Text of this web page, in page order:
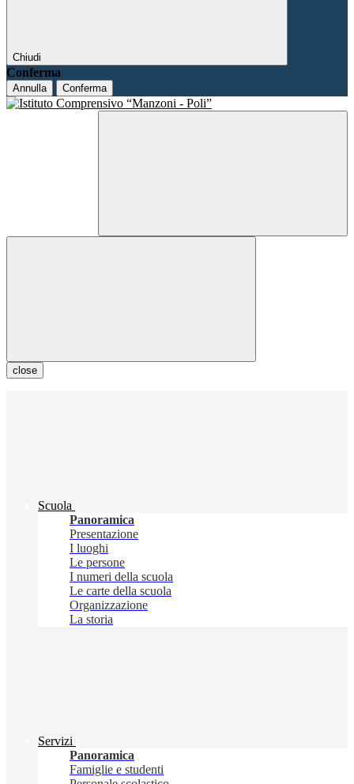
Chiudi
Conferma
Annulla Conferma
close
Scuola
Panoramica
Presentazione
I luoghi
Le persone
I numeri della scuola
Le carte della scuola
Organizzazione
La storia
Servizi
Panoramica
Famiglie e studenti